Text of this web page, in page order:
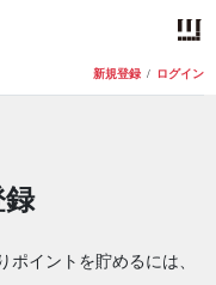
新規登録 / ログイン
録
イントを貯めるには、